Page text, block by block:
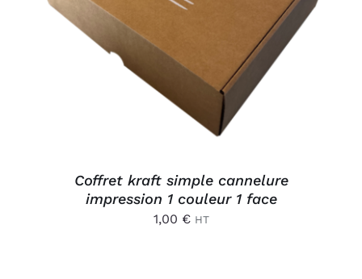
AJOUTER AU PANIER
DÉTAILS
Coffret kraft simple cannelure
impression 1 couleur 1 face
1,00 € HT